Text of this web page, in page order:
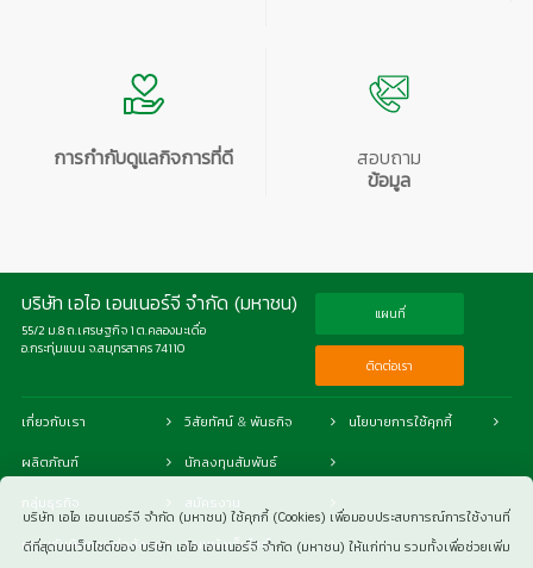
บริษัท เอไอ เอนเนอร์จี จำกัด (มหาชน) ใช้คุกกี้ (Cookies) เพื่อมอบประสบการณ์การใช้งานที่
ดีที่สุดบนเว็บไซต์ของ บริษัท เอไอ เอนเนอร์จี จำกัด (มหาชน) ให้แก่ท่าน รวมทั้งเพื่อช่วยเพิ่ม
การกำกับดูแลกิจการที่ดี
สอบถาม
ข้อมูล
บริษัท เอไอ เอนเนอร์จี จำกัด (มหาชน)
55/2 ม.8 ถ.เศรษฐกิจ 1 ต.คลองมะเดื่อ
อ.กระทุ่มแบน จ.สมุทรสาคร 74110
แผนที่
ติดต่อเรา
เกี่ยวกับเรา วิสัยทัศน์ & พันธกิจ นโยบายการใช้คุกกี้
ผลิตภัณฑ์ นักลงทุนสัมพันธ์
กลุ่มธุรกิจ สมัครงาน
ความรับผิดชอบต่อสังคม แผนผังเว็บไซต์